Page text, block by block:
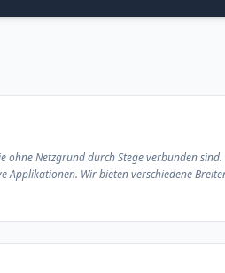
Netzgrund durch Stege verbunden sind.
Wir bieten verschiedene